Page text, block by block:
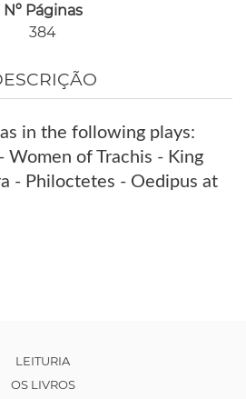
Nº Páginas
384
in the following plays:
Women of Trachis - King
- Philoctetes - Oedipus at
LEITURIA
OS LIVROS